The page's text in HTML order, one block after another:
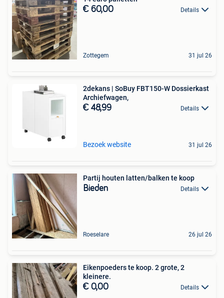
€ 60,00 Details
Zottegem 31 jul 26
2dekans | SoBuy FBT150-W Dossierkast
Archiefwagen,
€ 48,99 Details
Bezoek website 31 jul 26
Partij houten latten/balken te koop
Bieden Details
Roeselare 26 jul 26
Eikenpoeders te koop. 2 grote, 2
kleinere.
€ 0,00 Details